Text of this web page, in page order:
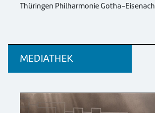
Thüringen Philharmonie Gotha-Eisenach
MEDIATHEK